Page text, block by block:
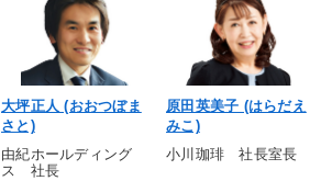
大坪正人 (おおつぼま
さと)
由紀ホールディング
ス 社長
原田英美子 (はらだえ
みこ)
小川珈琲 社長室長